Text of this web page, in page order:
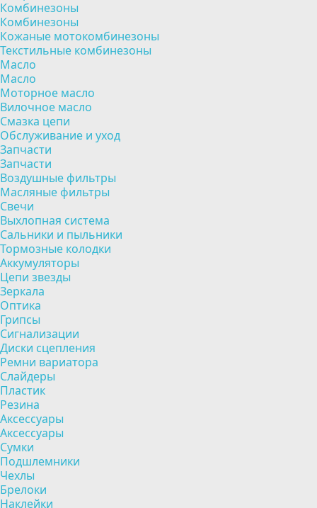
Комбинезоны
Комбинезоны
Кожаные мотокомбинезоны
Текстильные комбинезоны
Масло
Масло
Моторное масло
Вилочное масло
Смазка цепи
Обслуживание и уход
Запчасти
Запчасти
Воздушные фильтры
Масляные фильтры
Свечи
Выхлопная система
Сальники и пыльники
Тормозные колодки
Аккумуляторы
Цепи звезды
Зеркала
Оптика
Грипсы
Сигнализации
Диски сцепления
Ремни вариатора
Слайдеры
Пластик
Резина
Аксессуары
Аксессуары
Сумки
Подшлемники
Чехлы
Брелоки
Наклейки